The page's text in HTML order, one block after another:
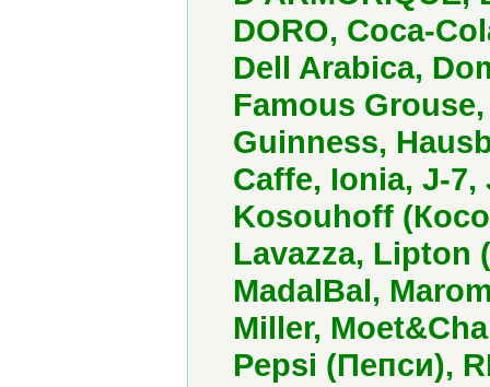
DORO, Coca-
Dell Arabica,
Famous
Guinness,
Caffe, Ionia, J-
Kosouhoff
Lavazza, Lipton
MadalBal,
Miller,
Pepsi (Пепси),